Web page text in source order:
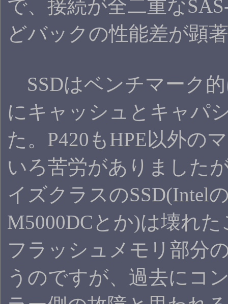
で、接続が全二重な
どバックの性能差が顕
SSDはベンチマーク的
にキャッシュとキャパ
た。P420もHPE以外の
いろ苦労がありました
イズクラスのSSD(Intel
M5000DCとか)は壊れ
フラッシュメモリ部分
うのですが、過去にコ